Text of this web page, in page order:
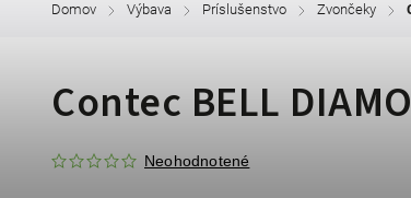
Domov / Výbava / Príslušenstvo / Zvončeky /
Contec BELL
Neohodnotené